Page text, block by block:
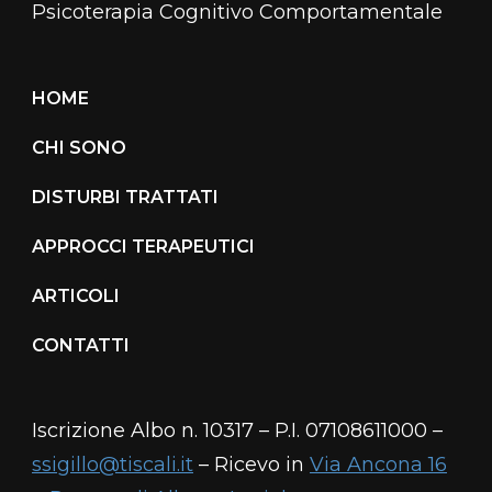
Psicoterapia Cognitivo Comportamentale
HOME
CHI SONO
DISTURBI TRATTATI
APPROCCI TERAPEUTICI
ARTICOLI
CONTATTI
Iscrizione Albo n. 10317 – P.I. 07108611000 –
ssigillo@tiscali.it – Ricevo in Via Ancona 16